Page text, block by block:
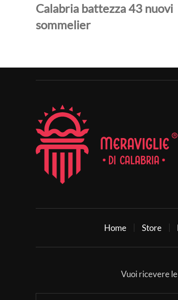
Calabria battezza 43 nuovi
sommelier
Home Store
Vuoi ricevere